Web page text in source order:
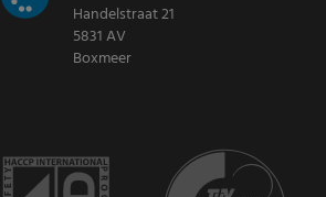
Handelstraat 21
5831 AV
Boxmeer